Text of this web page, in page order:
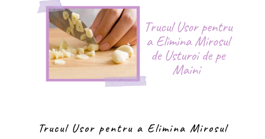
Trucul Usor pentru a Elimina Mirosul